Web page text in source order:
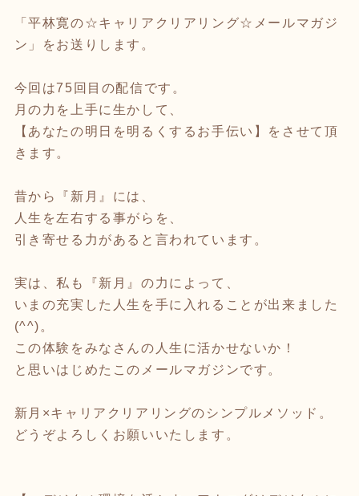
「平林寛の☆キャリアクリアリング☆メールマガジ
ン」をお送りします。
今回は75回目の配信です。
月の力を上手に生かして、
【あなたの明日を明るくするお手伝い】をさせて頂
きます。
昔から『新月』には、
人生を左右する事がらを、
引き寄せる力があると言われています。
実は、私も『新月』の力によって、
いまの充実した人生を手に入れることが出来ました
(^^)。
この体験をみなさんの人生に活かせないか！
と思いはじめたこのメールマガジンです。
新月×キャリアクリアリングのシンプルメソッド。
どうぞよろしくお願いいたします。